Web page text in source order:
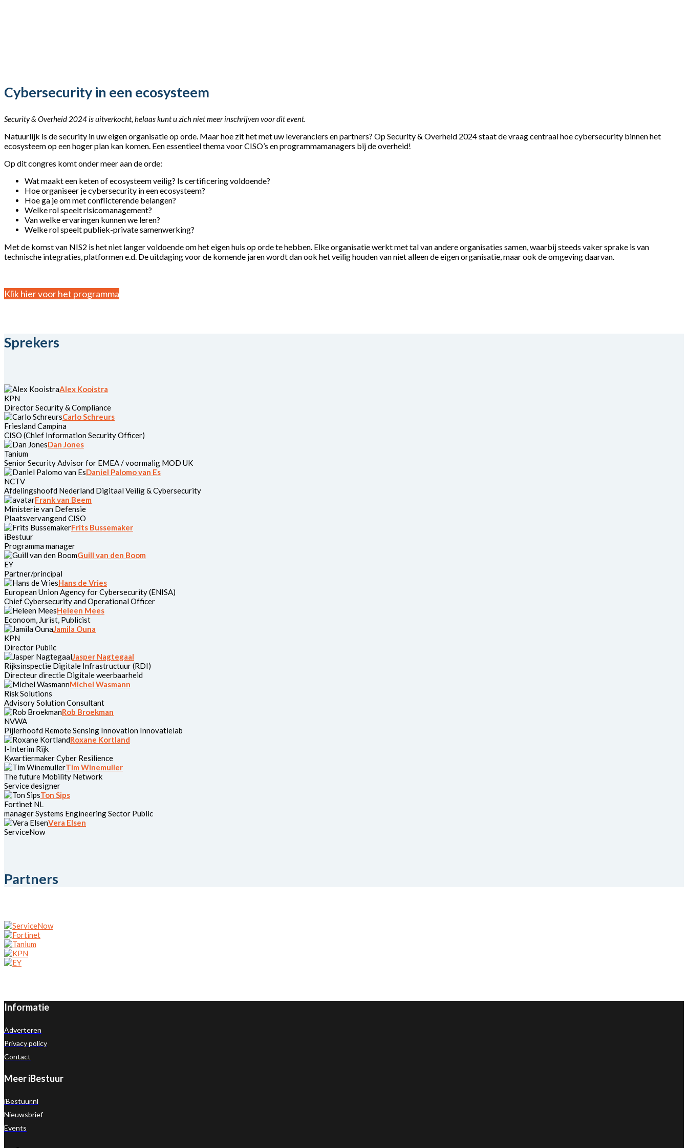
Cybersecurity in een ecosysteem
Security & Overheid 2024 is uitverkocht, helaas kunt u zich niet meer inschrijven voor dit event.
Natuurlijk is de security in uw eigen organisatie op orde. Maar hoe zit het met uw leveranciers en partners? Op Security & Overheid 2024 staat de vraag centraal hoe cybersecurity binnen het
ecosysteem op een hoger plan kan komen. Een essentieel thema voor CISO’s en programmamanagers bij de overheid!
Op dit congres komt onder meer aan de orde:
Wat maakt een keten of ecosysteem veilig? Is certificering voldoende?
Hoe organiseer je cybersecurity in een ecosysteem?
Hoe ga je om met conflicterende belangen?
Welke rol speelt risicomanagement?
Van welke ervaringen kunnen we leren?
Welke rol speelt publiek-private samenwerking?
Met de komst van NIS2 is het niet langer voldoende om het eigen huis op orde te hebben. Elke organisatie werkt met tal van andere organisaties samen, waarbij steeds vaker sprake is van
technische integraties, platformen e.d. De uitdaging voor de komende jaren wordt dan ook het veilig houden van niet alleen de eigen organisatie, maar ook de omgeving daarvan.
Klik hier voor het programma
Sprekers
Alex Kooistra
KPN
Director Security & Compliance
Carlo Schreurs
Friesland Campina
CISO (Chief Information Security Officer)
Dan Jones
Tanium
Senior Security Advisor for EMEA / voormalig MOD UK
Daniel Palomo van Es
NCTV
Afdelingshoofd Nederland Digitaal Veilig & Cybersecurity
Frank van Beem
Ministerie van Defensie
Plaatsvervangend CISO
Frits Bussemaker
iBestuur
Programma manager
Guill van den Boom
EY
Partner/principal
Hans de Vries
European Union Agency for Cybersecurity (ENISA)
Chief Cybersecurity and Operational Officer
Heleen Mees
Econoom, Jurist, Publicist
Jamila Ouna
KPN
Director Public
Jasper Nagtegaal
Rijksinspectie Digitale Infrastructuur (RDI)
Directeur directie Digitale weerbaarheid
Michel Wasmann
Risk Solutions
Advisory Solution Consultant
Rob Broekman
NVWA
Pijlerhoofd Remote Sensing Innovation Innovatielab
Roxane Kortland
I-Interim Rijk
Kwartiermaker Cyber Resilience
Tim Winemuller
The future Mobility Network
Service designer
Ton Sips
Fortinet NL
manager Systems Engineering Sector Public
Vera Elsen
ServiceNow
Partners
Informatie
Adverteren
Privacy policy
Contact
Meer iBestuur
iBestuur.nl
Nieuwsbrief
Events